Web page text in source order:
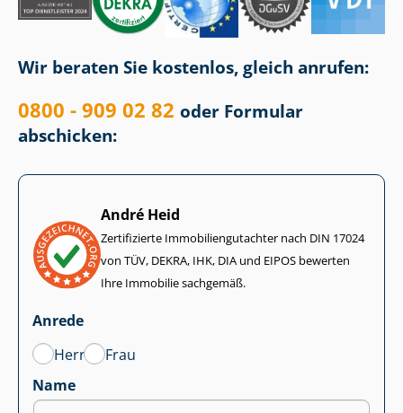
Wir beraten Sie kostenlos, gleich anrufen:
0800 - 909 02 82 oder Formular
abschicken:
André Heid
Zertifizierte Im­mo­bi­li­en­gut­ach­ter nach DIN 17024
von TÜV, DEKRA, IHK, DIA und EIPOS bewerten
Ihre Immobilie sachgemäß.
Anrede
Herr
Frau
Name